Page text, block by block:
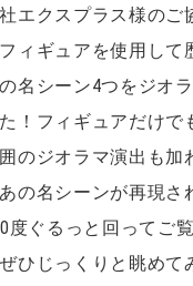
エクスプラス様のご
ィギュアを使用して
名シーン4つをジオ
！フィギュアだけで
のジオラマ演出も加
の名シーンが再現さ
度ぐるっと回ってご
ひじっくりと眺めて